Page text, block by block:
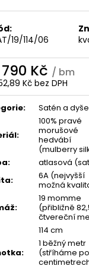
19/114/06
790 Kč / bm
Kč bez DPH
: Satén a
:
100% pravé
morušové
hedvábí
(mulberry
:
atlasová
:
6A (nejvyšší
možná
:
19 momme
(přibližně
čtvereční
114 cm
:
1 běžný metr
(stříháme po